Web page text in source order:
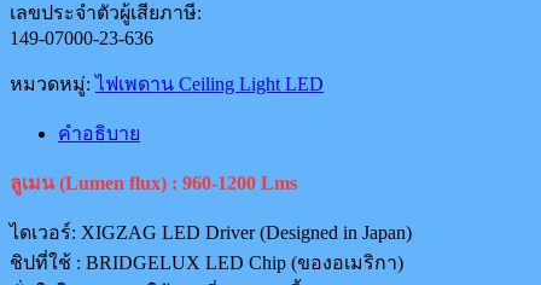
เลขประจำตัวผู้เสียภาษี:
149-07000-23-636
หมวดหมู่:ไฟเพดาน Ceiling Light LED
คำอธิบาย
ลูเมน (Lumen flux) : 960-1200 Lms
ไดเวอร์: XIGZAG LED Driver (Designed in Japan)
ชิปที่ใช้ : BRIDGELUX LED Chip (ของอเมริกา)